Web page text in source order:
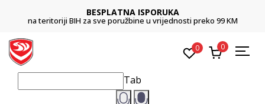
BESPLATNA ISPORUKA
na teritoriji BIH za sve poružbine u vrijednosti preko 99 KM
0 0
Tab